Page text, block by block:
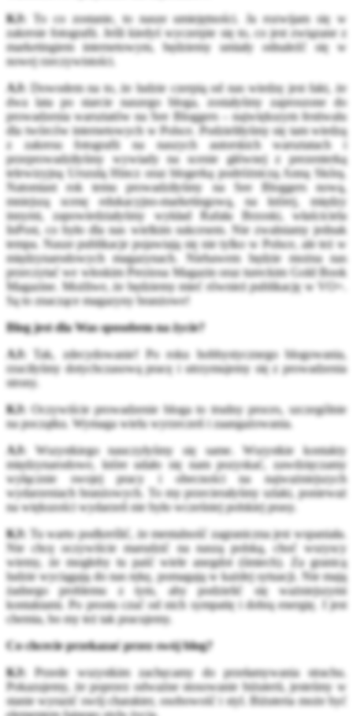
KJ:
To co zostanie, to nasze umiejętności. Ja rozwijam się w
zakresie fotografii. Jeśli kiedyś wyczerpie się to, co jest związane z
marketingiem internetowym, będziemy umiały odnaleźć się w
nowej rzeczywistości.
AJ:
Dowodem na to, że ludzie czerpią od nas wiedzę jest fakt, że
dwa lata po starcie naszego bloga, zostałyśmy zaproszone do
prowadzenia warsztatów na See Bloggers – największym festiwalu
dla twórców internetowych w Polsce. Podzieliłyśmy się tam wiedzą
z zakresu fotografii na naszych autorskich warsztatach i
przeprowadziłyśmy wywiady na scenie głównej z prezenterką
telewizyjną Urszulą Hincz oraz blogerką podróżniczą Anną Skórą.
Natomiast rok temu prowadziłyśmy na See Bloggers nową,
mniejszą scenę edukacyjno-marketingową, na której, między
innymi, zapowiedziałyśmy wykład Rafała Brzoski, właściciela
InPost, co było dla nas wielkim sukcesem. Nie zwalniamy jednak
tempa. Nasze publikacje pojawiają się nie tylko w Polsce, ale też w
międzynarodowych magazynach. Niebawem będzie można nas
przeczytać we włoskim Preziosa Magazin oraz tureckim Gold Book
Magazine. Możliwe, że będziemy mieć również publikację w VO+.
Są to znaczące magazyny branżowe!
Blog jest dla Was sposobem na życie?
AJ:
Tak, zdecydowanie! Po roku hobbystycznego blogowania,
rzuciłyśmy dotychczasową pracę i utrzymujemy się z prowadzenia
strony.
KJ:
Oczywiście prowadzenie bloga to trudny proces, szczególnie
na początku. Wymaga wielu wyrzeczeń i zaangażowania.
AJ:
Wszystkiego nauczyłyśmy się same. Wszystkie kontakty
międzynarodowe, które udało się nam pozyskać, zawdzięczamy
wyłącznie swojej pracy i obecności na najważniejszych
wydarzeniach branżowych. To my przecierałyśmy szlaki, ponieważ
na większości wydarzeń nie było wcześniej polskiej prasy.
KJ:
Tu warto podkreślić, że mentalność zagraniczna jest wspaniała.
Nie chcę oczywiście marudzić na naszą polską, choć wszyscy
wiemy, że mogłoby tu paść wiele anegdot (śmiech). Za granicą
ludzie wyciągają do nas rękę, pomagają w każdej sytuacji. Nie mają
żadnego problemu z tym, aby podzielić się ważniejszymi
kontaktami. Po prostu czuć od nich sympatię i dobrą energię. I jest
chemia, bo my też tak pracujemy.
Co chcecie przekazać przez swój blog?
KJ:
Przede wszystkim zachęcamy do przełamywania strachu.
Pokazujemy, że poprzez odważne stosowanie biżuterii, jesteśmy w
stanie wyrazić swój charakter, osobowość i styl. Biżuteria może być